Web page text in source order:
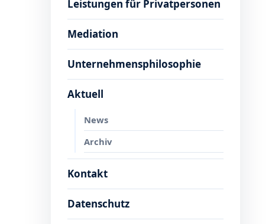
Leistungen für Privatpersonen
Mediation
Unternehmensphilosophie
Aktuell
News
Archiv
Kontakt
Datenschutz